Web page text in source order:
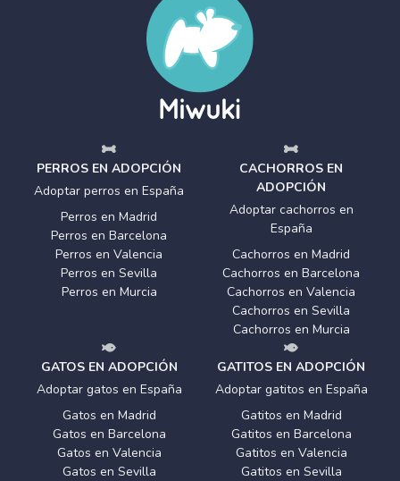
PERROS EN ADOPCIÓN
Adoptar perros en España
Perros en Madrid
Perros en Barcelona
Perros en Valencia
Perros en Sevilla
Perros en Murcia
CACHORROS EN
ADOPCIÓN
Adoptar cachorros en
España
Cachorros en Madrid
Cachorros en Barcelona
Cachorros en Valencia
Cachorros en Sevilla
Cachorros en Murcia
GATOS EN ADOPCIÓN
Adoptar gatos en España
Gatos en Madrid
Gatos en Barcelona
Gatos en Valencia
Gatos en Sevilla
GATITOS EN ADOPCIÓN
Adoptar gatitos en España
Gatitos en Madrid
Gatitos en Barcelona
Gatitos en Valencia
Gatitos en Sevilla